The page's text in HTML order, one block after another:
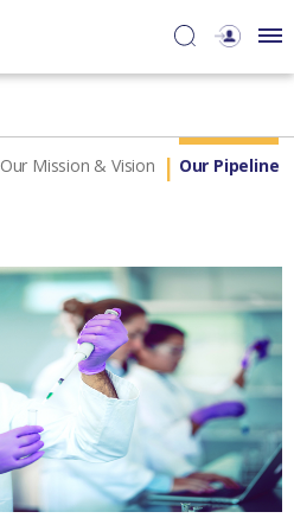
Our Mission & Vision Our Pipeline